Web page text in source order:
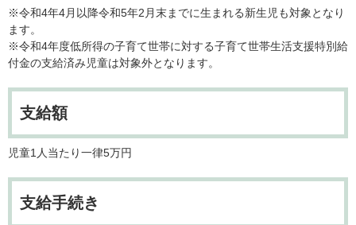
※令和4年4月以降令和5年2月末までに生まれる新生児も対象となり
ます。
※令和4年度低所得の子育て世帯に対する子育て世帯生活支援特別給
付金の支給済み児童は対象外となります。
支給額
児童1人当たり一律5万円
支給手続き